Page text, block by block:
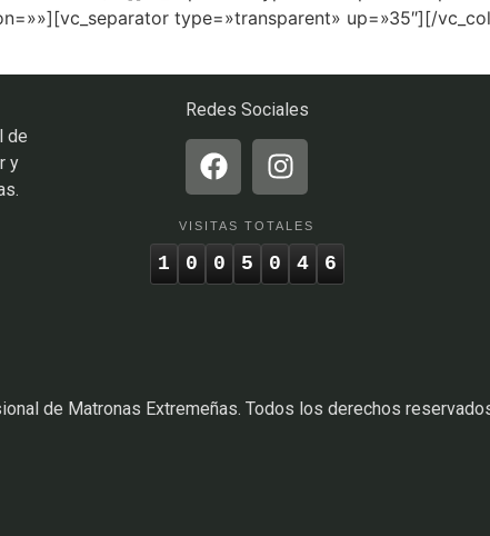
type=»transparent» up=»35″][/
de
y
Redes Sociales
VISITAS TOTALES
1 0 0 5 0 4 6
de Matronas Extremeñas. Todos los derechos